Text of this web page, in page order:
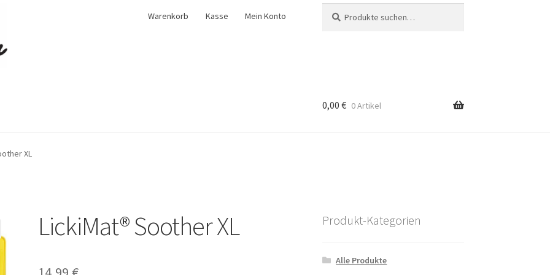
Warenkorb Kasse Mein Konto
nach:
0,00 € 0 Artikel
XL
LickiMat® Soother XL Produkt-Kategorien
Alle Produkte